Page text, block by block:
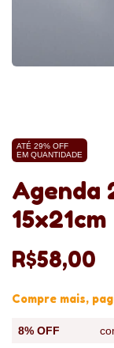
ATÉ 29% OFF
EM QUANTIDADE
Agenda
15x21cm
R$58,00
Compre mais,
8% OFF